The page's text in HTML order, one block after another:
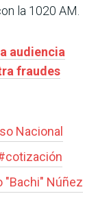
la 1020 AM.
audiencia
fraudes
Nacional
cotización
"Bachi" Núñez